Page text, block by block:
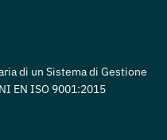
di un Sistema di Gestione
EN ISO 9001:2015